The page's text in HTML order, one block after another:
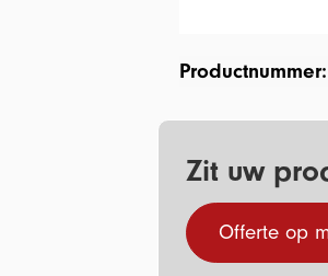
Productnummer:
Zit uw
Offerte op